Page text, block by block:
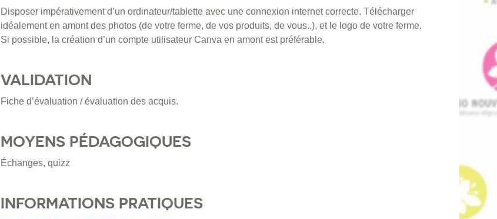
Disposer impérativement d’un ordinateur/tablette avec une connexion internet correcte. Télécharger
idéalement en amont des photos (de votre ferme, de vos produits, de vous..), et le logo de votre ferme.
Si possible, la création d’un compte utilisateur Canva en amont est préférable.
VALIDATION
Fiche d’évaluation / évaluation des acquis.
MOYENS PÉDAGOGIQUES
Échanges, quizz
INFORMATIONS PRATIQUES